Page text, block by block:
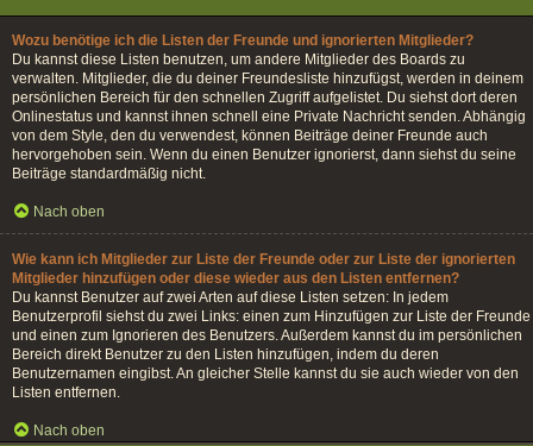
Wozu benötige ich die Listen der Freunde und ignorierten Mitglieder?
Du kannst diese Listen benutzen, um andere Mitglieder des Boards zu
verwalten. Mitglieder, die du deiner Freundesliste hinzufügst, werden in deinem
persönlichen Bereich für den schnellen Zugriff aufgelistet. Du siehst dort deren
Onlinestatus und kannst ihnen schnell eine Private Nachricht senden. Abhängig
von dem Style, den du verwendest, können Beiträge deiner Freunde auch
hervorgehoben sein. Wenn du einen Benutzer ignorierst, dann siehst du seine
Beiträge standardmäßig nicht.
Nach oben
Wie kann ich Mitglieder zur Liste der Freunde oder zur Liste der ignorierten
Mitglieder hinzufügen oder diese wieder aus den Listen entfernen?
Du kannst Benutzer auf zwei Arten auf diese Listen setzen: In jedem
Benutzerprofil siehst du zwei Links: einen zum Hinzufügen zur Liste der Freunde
und einen zum Ignorieren des Benutzers. Außerdem kannst du im persönlichen
Bereich direkt Benutzer zu den Listen hinzufügen, indem du deren
Benutzernamen eingibst. An gleicher Stelle kannst du sie auch wieder von den
Listen entfernen.
Nach oben